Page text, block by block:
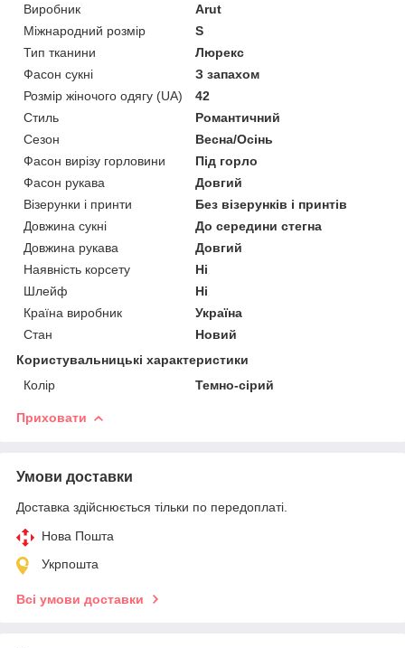
Виробник
Arut
Міжнародний розмір
S
Тип тканини
Люрекс
Фасон сукні
З запахом
Розмір жіночого одягу (UA)
42
Стиль
Романтичний
Сезон
Весна/Осінь
Фасон вирізу горловини
Під горло
Фасон рукава
Довгий
Візерунки і принти
Без візерунків і принтів
Довжина сукні
До середини стегна
Довжина рукава
Довгий
Наявність корсету
Ні
Шлейф
Ні
Країна виробник
Україна
Стан
Новий
Користувальницькі характеристики
Колір
Темно-сірий
Приховати
Умови доставки
Доставка здійснюється тільки по передоплаті.
Нова Пошта
Укрпошта
Всі умови доставки